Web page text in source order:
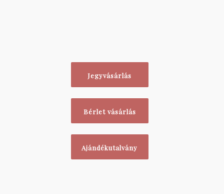
Jegyvásárlás
Bérlet vásárlás
Ajándékutalvány